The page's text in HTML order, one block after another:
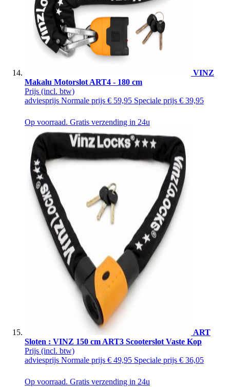
VINZ
Makalu Motorslot ART4 - 180 cm
Prijs (incl. btw)
adviesprijs Normale prijs € 59,95 Speciale prijs € 39,95
Op voorraad. Gratis verzending in 24u
ART
Sloten : VINZ 150 cm ART3 Scooterslot Vaste Kop
Prijs (incl. btw)
adviesprijs Normale prijs € 49,95 Speciale prijs € 36,05
Op voorraad. Gratis verzending in 24u